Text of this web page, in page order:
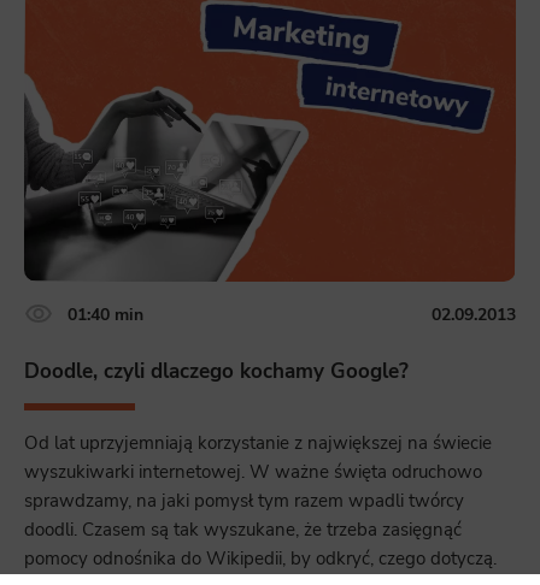
01:40 min 02.09.2013
Doodle, czyli dlaczego kochamy Google?
Od lat uprzyjemniają korzystanie z największej na świecie
wyszukiwarki internetowej. W ważne święta odruchowo
sprawdzamy, na jaki pomysł tym razem wpadli twórcy
doodli. Czasem są tak wyszukane, że trzeba zasięgnąć
pomocy odnośnika do Wikipedii, by odkryć, czego dotyczą.